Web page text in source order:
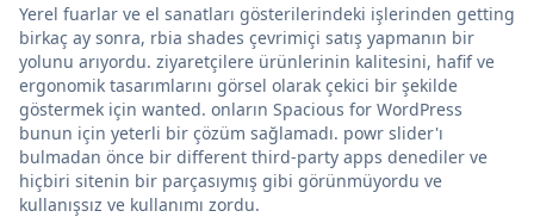
Yerel fuarlar ve el sanatları gösterilerindeki işlerinden getting
birkaç ay sonra, rbia shades çevrimiçi satış yapmanın bir
yolunu arıyordu. ziyaretçilere ürünlerinin kalitesini, hafif ve
ergonomik tasarımlarını görsel olarak çekici bir şekilde
göstermek için wanted. onların Spacious for WordPress
bunun için yeterli bir çözüm sağlamadı. powr slider'ı
bulmadan önce bir different third-party apps denediler ve
hiçbiri sitenin bir parçasıymış gibi görünmüyordu ve
kullanışsız ve kullanımı zordu.